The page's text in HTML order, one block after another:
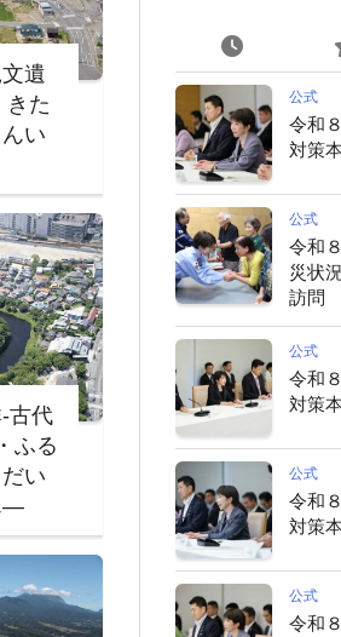
公式
令和
対策
公式
令和
災状
訪問
公式
令和
対策
公式
令和
対策
公式
令和
遺
きた
い
古代
ふる
い
―